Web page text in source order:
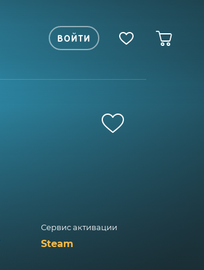
ВОЙТИ
Сервис активации
Steam